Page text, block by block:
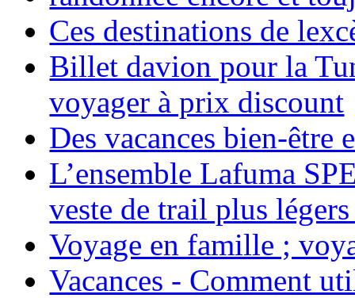
Ces destinations de
Billet davion pour la
voyager à prix discount
Des vacances bien-être
L’ensemble Lafuma
veste de trail plus
Voyage en famille ;
Vacances - Comment